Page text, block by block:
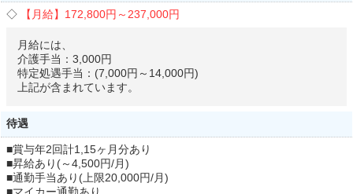
【月給】 172,800円～237,000円
月給には、
介護手当：3,000円
特定処遇手当：(7,000円～14,000円)
上記が含まれています。
待遇
■賞与年2回計1,15ヶ月分あり
■昇給あり(～4,500円/月)
■通勤手当あり(上限20,000円/月)